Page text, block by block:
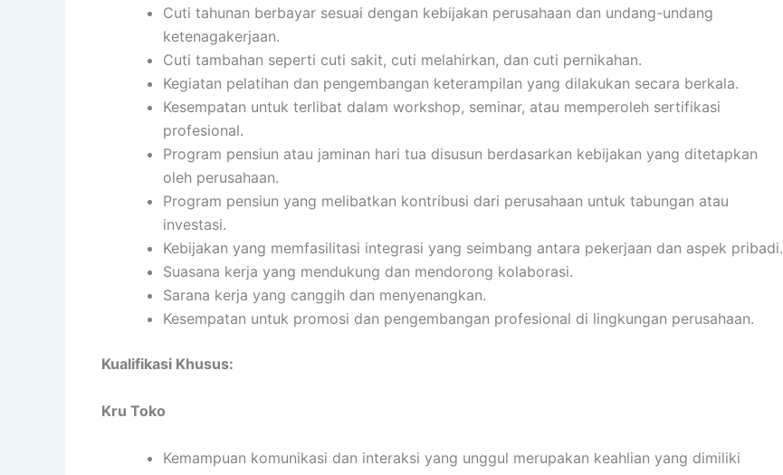
Cuti tahunan berbayar sesuai dengan kebijakan perusahaan dan undang-undang
ketenagakerjaan.
Cuti tambahan seperti cuti sakit, cuti melahirkan, dan cuti pernikahan.
Kegiatan pelatihan dan pengembangan keterampilan yang dilakukan secara berkala.
Kesempatan untuk terlibat dalam workshop, seminar, atau memperoleh sertifikasi
profesional.
Program pensiun atau jaminan hari tua disusun berdasarkan kebijakan yang ditetapkan
oleh perusahaan.
Program pensiun yang melibatkan kontribusi dari perusahaan untuk tabungan atau
investasi.
Kebijakan yang memfasilitasi integrasi yang seimbang antara pekerjaan dan aspek pribadi.
Suasana kerja yang mendukung dan mendorong kolaborasi.
Sarana kerja yang canggih dan menyenangkan.
Kesempatan untuk promosi dan pengembangan profesional di lingkungan perusahaan.
Kualifikasi Khusus:
Kru Toko
Kemampuan komunikasi dan interaksi yang unggul merupakan keahlian yang dimiliki